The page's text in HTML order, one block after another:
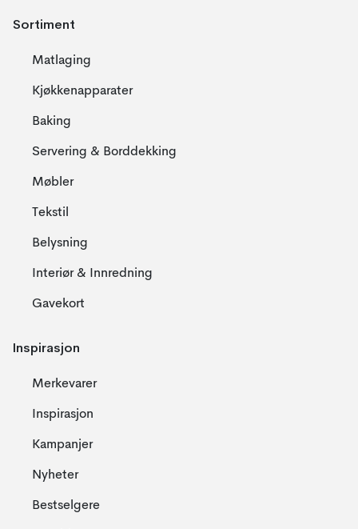
Sortiment
Matlaging
Kjøkkenapparater
Baking
Servering & Borddekking
Møbler
Tekstil
Belysning
Interiør & Innredning
Gavekort
Inspirasjon
Merkevarer
Inspirasjon
Kampanjer
Nyheter
Bestselgere